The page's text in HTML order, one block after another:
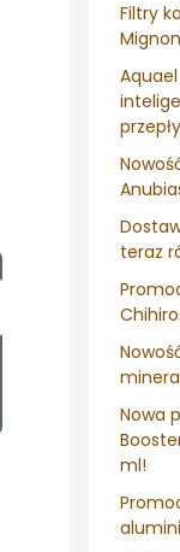
Filtry
teraz
Nowa
ml!